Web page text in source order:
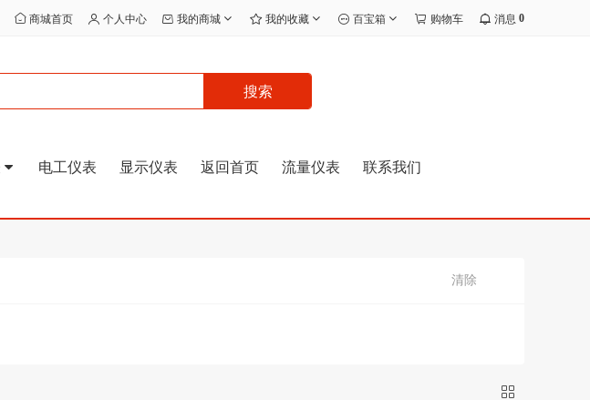
商城首页 个人中心 我的商城 我的收藏 百宝箱 购物车 消息 0
搜索
电工仪表 显示仪表 返回首页 流量仪表 联系我们
清除